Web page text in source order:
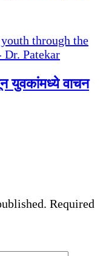
युवकांमध्ये वाचन
Required